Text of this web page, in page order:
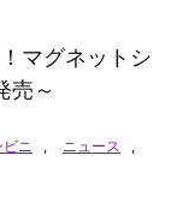
マグネットシ
売～
ビニ , ニュース
,